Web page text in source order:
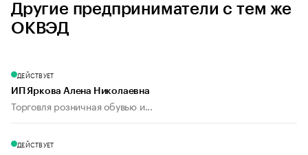
Другие предприниматели с тем же
ОКВЭД
ДЕЙСТВУЕТ
ИП Яркова Алена Николаевна
Торговля розничная обувью и...
ДЕЙСТВУЕТ